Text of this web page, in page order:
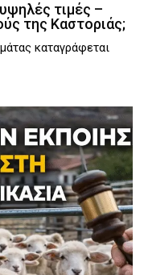
τιμές –
της Καστοριάς;
καταγράφεται